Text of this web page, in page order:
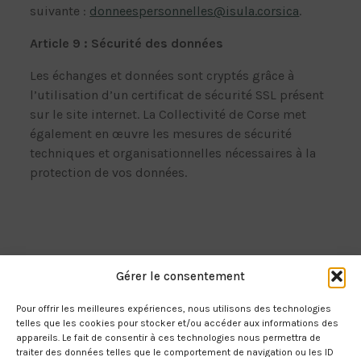
Gérer le consentement
Pour offrir les meilleures expériences, nous utilisons des technologies
telles que les cookies pour stocker et/ou accéder aux informations des
appareils. Le fait de consentir à ces technologies nous permettra de
traiter des données telles que le comportement de navigation ou les ID
suivante : donneespersonnelles@isula.corsica.
Article 9 : Sécurité des données
Les échanges et données sont cryptés grâce à
l’utilisation d’un certificat de sécurité SSL présent
sur le site internet. La Collectivité de Corse met
également en œuvre les mesures de sécurité
techniques et organisationnelles nécessaires à la
protection de vos données.